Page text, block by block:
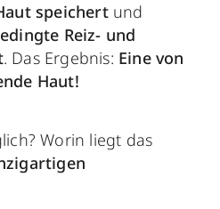
speichert und
Reiz- und
. Das Ergebnis: Eine von
Haut!
Worin liegt das